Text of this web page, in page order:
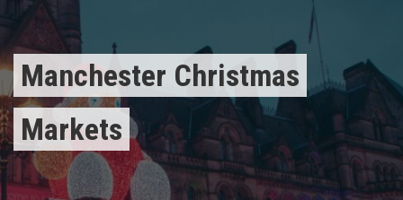
Manchester Christmas
Markets